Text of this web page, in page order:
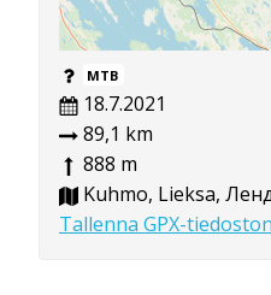
MTB
18.7.2021
89,1 km
888 m
Kuhmo, Lieksa,
Tallenna GPX-